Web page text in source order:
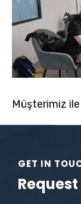
Müşterimiz
GET IN